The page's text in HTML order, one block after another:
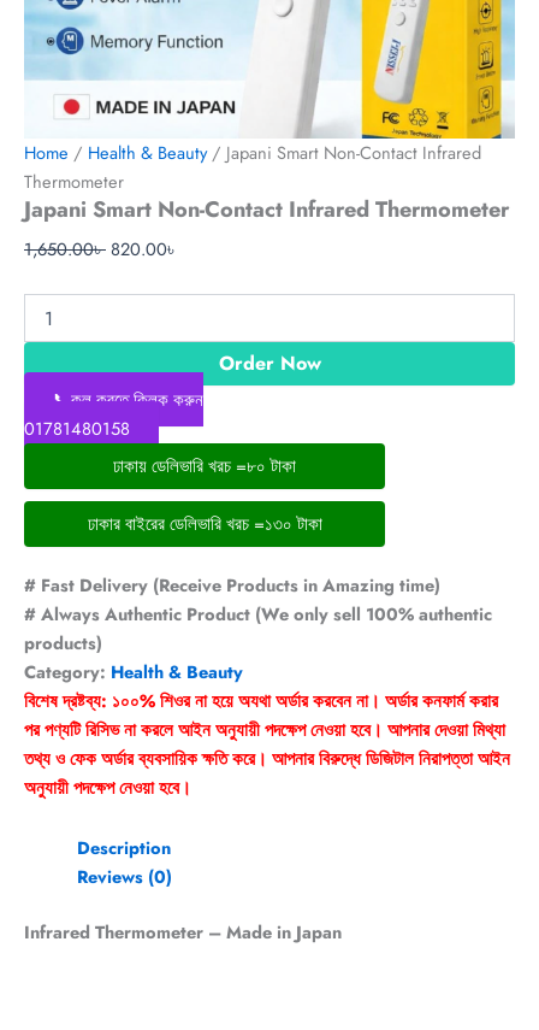
Home / Health & Beauty/ Japani Smart Non-Contact Infrared
Thermometer
Japani Smart Non-Contact Infrared Thermometer
1,650.00৳820.00৳
Order Now
📞কল করতে ক্লিক করুন
01781480158
ঢাকায় ডেলিভারি খরচ =৮০ টাকা
ঢাকার বাইরের ডেলিভারি খরচ =১৩০ টাকা
# Fast Delivery (Receive Products in Amazing time)
# Always Authentic Product (We only sell 100% authentic
products)
Category: Health & Beauty
বিশেষ দ্রষ্টব্য: ১০০% শিওর না হয়ে অযথা অর্ডার করবেন না। অর্ডার কনফার্ম করার
পর পণ্যটি রিসিভ না করলে আইন অনুযায়ী পদক্ষেপ নেওয়া হবে। আপনার দেওয়া মিথ্যা
তথ্য ও ফেক অর্ডার ব্যবসায়িক ক্ষতি করে। আপনার বিরুদ্ধে ডিজিটাল নিরাপত্তা আইন
অনুযায়ী পদক্ষেপ নেওয়া হবে।
Description
Reviews (0)
Infrared Thermometer – Made in Japan